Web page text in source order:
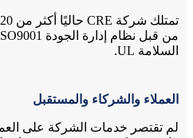
السلامة UL.
العملاء والشركاء والمستقبل
لم تقتصر خدمات الشركة على